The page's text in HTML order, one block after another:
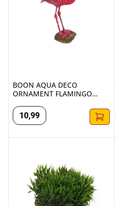
BOON AQUA DECO
ORNAMENT FLAMINGO
10,99